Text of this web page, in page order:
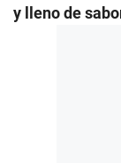
y lleno de